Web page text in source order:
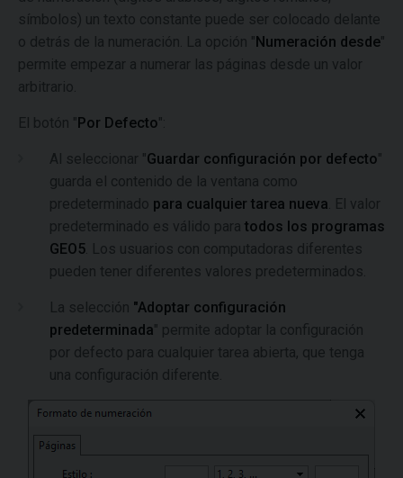
símbolos) un texto constante puede ser colocado delante
o detrás de la numeración. La opción "Numeración desde"
permite empezar a numerar las páginas desde un valor
arbitrario.
El botón "Por Defecto":
Al seleccionar "Guardar configuración por defecto"
guarda el contenido de la ventana como
predeterminado para cualquier tarea nueva . El valor
predeterminado es válido para todos los programas
GEO5 . Los usuarios con computadoras diferentes
pueden tener diferentes valores predeterminados.
La selección "Adoptar configuración
predeterminada" permite adoptar la configuración
por defecto para cualquier tarea abierta, que tenga
una configuración diferente.